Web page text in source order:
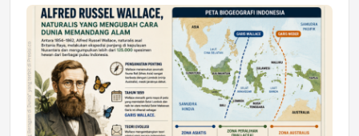
Jumat, 17 Jul 2026 22:30
DAERAH
Astra Motor Kalimantan Timur 2 Dukung
Mahasiswa Samarinda dalam Astra
Honda SDGs Future Leaders 2026
Jumat, 10 Jul 2026 19:01